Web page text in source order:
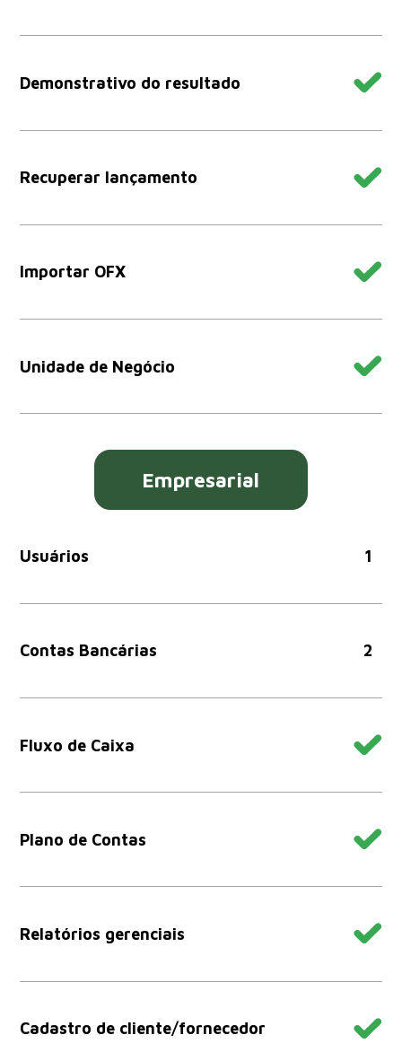
Demonstrativo do resultado
Recuperar lançamento
Importar OFX
Unidade de Negócio
Empresarial
Usuários 1
Contas Bancárias 2
Fluxo de Caixa
Plano de Contas
Relatórios gerenciais
Cadastro de cliente/fornecedor